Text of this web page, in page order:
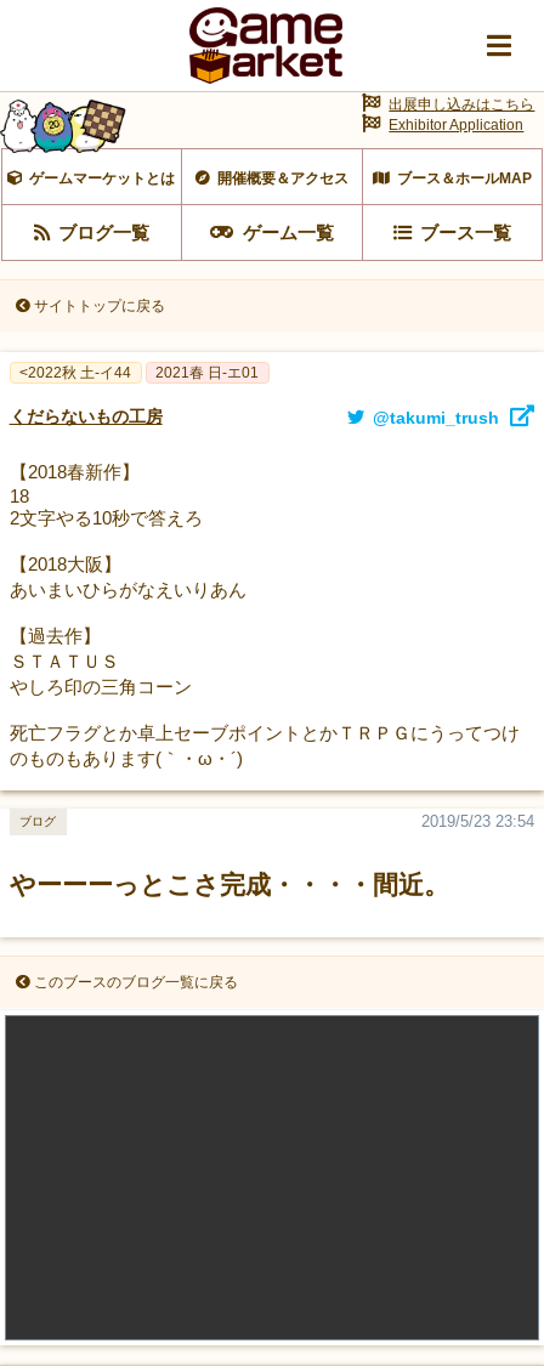
ゲームマーケットとは 開催概要＆アクセス ブース＆ホールMAP
ブログ一覧 ゲーム一覧 ブース一覧
出展申し込みはこちら
Exhibitor Application
サイトトップに戻る
<2022秋 土-イ44 2021春 日-エ01
くだらないもの工房 @takumi_trush
【2018春新作】
18
2文字やる10秒で答えろ
【2018大阪】
あいまいひらがなえいりあん
【過去作】
ＳＴＡＴＵＳ
やしろ印の三角コーン
死亡フラグとか卓上セーブポイントとかＴＲＰＧにうってつけ
のものもあります(｀・ω・´)
やーーーっとこさ完成・・・・間近。
2019/5/23 23:54
ブログ
このブースのブログ一覧に戻る